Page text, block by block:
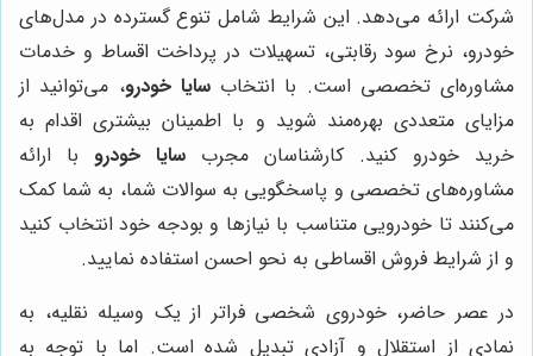
شرکت ارائه می‌دهد. این شرایط شامل تنوع گسترده در مدل‌های
خودرو، نرخ سود رقابتی، تسهیلات در پرداخت اقساط و خدمات
مشاوره‌ای تخصصی است. با انتخابسایا خودرو، می‌توانید از
مزایای متعددی بهره‌مند شوید و با اطمینان بیشتری اقدام به
خرید خودرو کنید. کارشناسان مجرب سایا خودرو با ارائه
مشاوره‌های تخصصی و پاسخگویی به سوالات شما، به شما کمک
می‌کنند تا خودرویی متناسب با نیازها و بودجه خود انتخاب کنید
و از شرایط فروش اقساطی به نحو احسن استفاده نمایید.
در عصر حاضر، خودروی شخصی فراتر از یک وسیله نقلیه، به
نمادی از استقلال و آزادی تبدیل شده است. اما با توجه به